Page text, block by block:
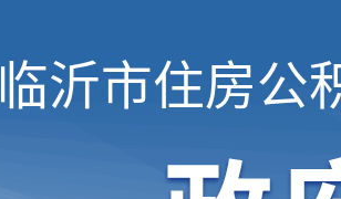
临沂市住房公